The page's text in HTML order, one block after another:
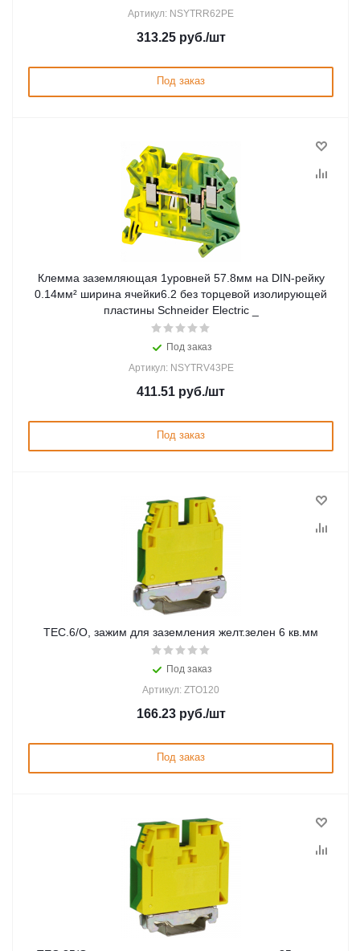
Артикул: NSYTRR62PE
313.25руб./шт
Под заказ
Клемма заземляющая 1уровней 57.8мм на DIN-рейку
0.14мм² ширина ячейки6.2 без торцевой изолирующей
пластины Schneider Electric _
Под заказ
Артикул: NSYTRV43PE
411.51 руб./шт
Под заказ
TEC.6/O, зажим для заземления желт.зелен 6 кв.мм
Под заказ
Артикул: ZTO120
166.23руб./шт
Под заказ